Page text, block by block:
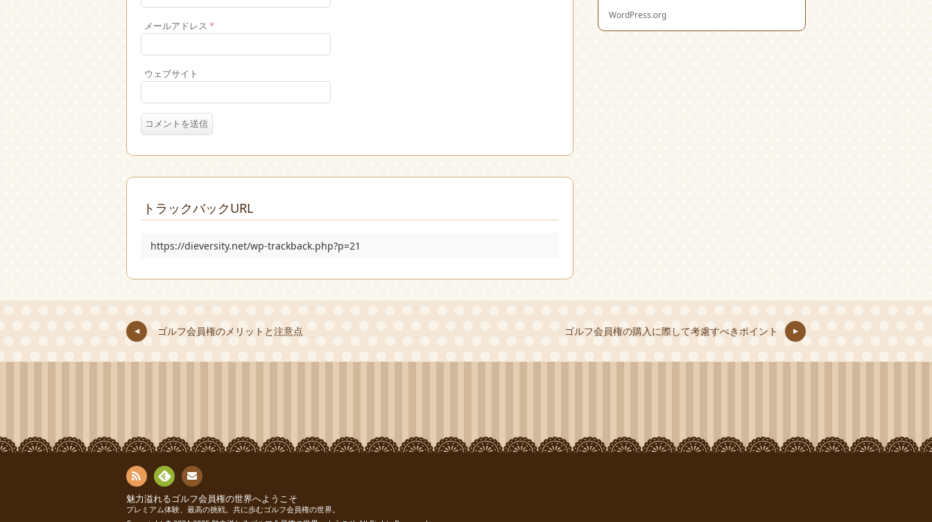
メールアドレス *
ウェブサイト
トラックバックURL
https://dieversity.net/wp-trackback.php?p=21
WordPress.org
ゴルフ会員権のメリットと注意点 ゴルフ会員権の購入に際して考慮すべきポイント
RSS Fee
dly
お問
い合
魅力溢れるゴルフ会員権の世界へようこそ
プレミアム体験、最高の挑戦。共に歩むゴルフ会員権の世界。